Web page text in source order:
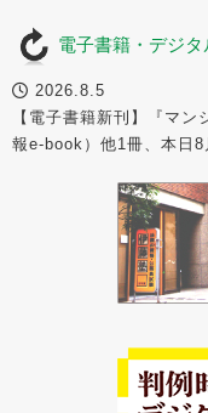
電子書籍・デジ
2026.8.5
【電子書籍新刊】『マ
報e-book）他1冊、本日8